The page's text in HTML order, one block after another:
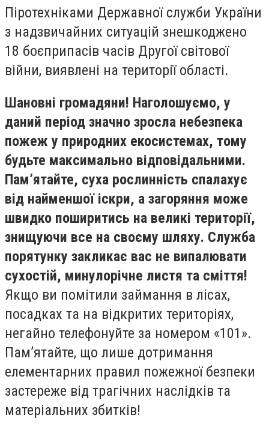
Піротехніками Державної служби України
з надзвичайних ситуацій знешкоджено
18 боєприпасів часів Другої світової
війни, виявлені на території області.
Шановні громадяни! Наголошуємо, у
даний період значно зросла небезпека
пожеж у природних екосистемах, тому
будьте максимально відповідальними.
Пам’ятайте, суха рослинність спалахує
від найменшої іскри, а загоряння може
швидко поширитись на великі території,
знищуючи все на своєму шляху. Служба
порятунку закликає вас не випалювати
сухостій, минулорічне листя та сміття!
Якщо ви помітили займання в лісах,
посадках та на відкритих територіях,
негайно телефонуйте за номером «101».
Пам’ятайте, що лише дотримання
елементарних правил пожежної безпеки
застереже від трагічних наслідків та
матеріальних збитків!